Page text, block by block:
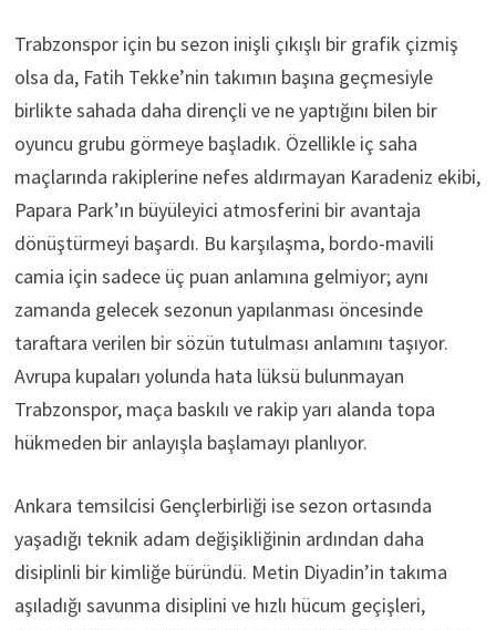
Trabzonspor için bu sezon inişli çıkışlı bir grafik çizmiş
olsa da, Fatih Tekke’nin takımın başına geçmesiyle
birlikte sahada daha dirençli ve ne yaptığını bilen bir
oyuncu grubu görmeye başladık. Özellikle iç saha
maçlarında rakiplerine nefes aldırmayan Karadeniz ekibi,
Papara Park’ın büyüleyici atmosferini bir avantaja
dönüştürmeyi başardı. Bu karşılaşma, bordo-mavili
camia için sadece üç puan anlamına gelmiyor; aynı
zamanda gelecek sezonun yapılanması öncesinde
taraftara verilen bir sözün tutulması anlamını taşıyor.
Avrupa kupaları yolunda hata lüksü bulunmayan
Trabzonspor, maça baskılı ve rakip yarı alanda topa
hükmeden bir anlayışla başlamayı planlıyor.
Ankara temsilcisi Gençlerbirliği ise sezon ortasında
yaşadığı teknik adam değişikliğinin ardından daha
disiplinli bir kimliğe büründü. Metin Diyadin’in takıma
aşıladığı savunma disiplini ve hızlı hücum geçişleri,